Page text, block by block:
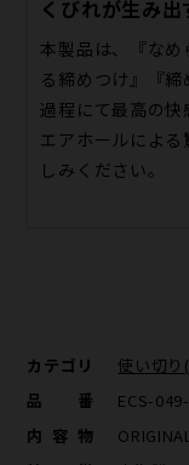
くびれが生み
本製品は、『な
る締めつけ』『
過程にて最高の快
エアホールによ
しみください。
カテゴリ 使い切り
品番
ECS-
内容物